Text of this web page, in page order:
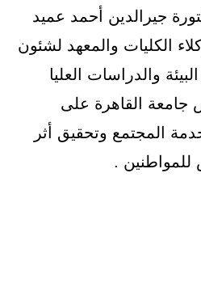
جيرالدين أحمد عميد
الكليات والمعهد لشئون
والدراسات العليا
جامعة القاهرة على
المجتمع وتحقيق أثر
.